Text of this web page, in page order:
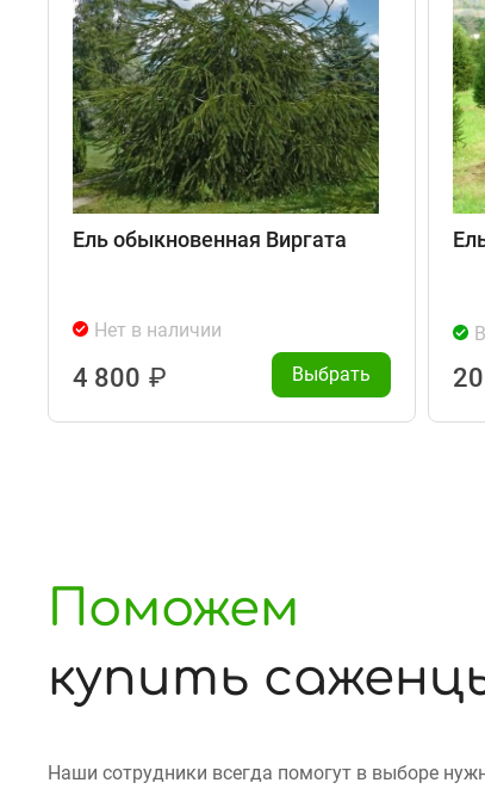
Ель обыкновенная Виргата
Нет в наличии
4 800 ₽ Выбрать
Поможем
купить
Наши сотрудники всегда помогут в выборе